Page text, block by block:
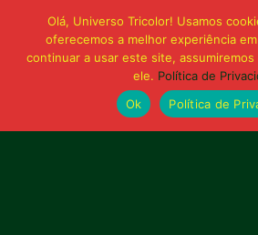
Olá, Universo Tricolor! Usamos
oferecemos a melhor experiência
continuar a usar este site,
ele. Política de
Ok
Política de